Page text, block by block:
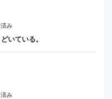
み
いている。
み